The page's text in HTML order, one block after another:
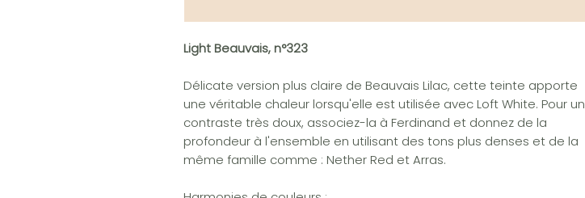
Light Beauvais, n°323
Délicate version plus claire de Beauvais Lilac, cette teinte apporte
une véritable chaleur lorsqu'elle est utilisée avec Loft White. Pour un
contraste très doux, associez-la à Ferdinand et donnez de la
profondeur à l'ensemble en utilisant des tons plus denses et de la
même famille comme : Nether Red et Arras.